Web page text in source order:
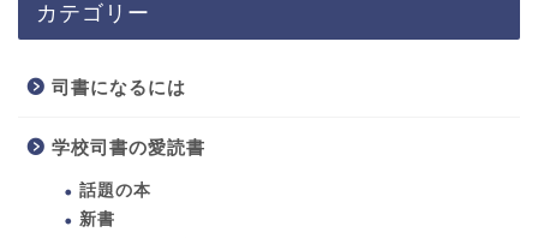
カテゴリー
司書になるには
学校司書の愛読書
話題の本
新書